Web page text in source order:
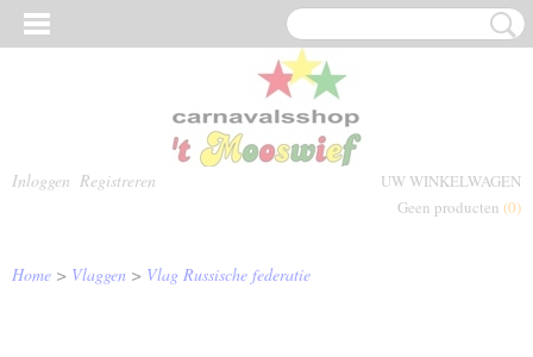
Inloggen Registreren
UW WINKELWAGEN
Geen producten (0)
Home > Vlaggen > Vlag Russische federatie